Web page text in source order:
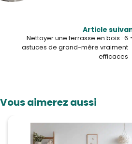
Article
Nettoyer une terrasse en bois : 6
astuces de grand-mère vraiment
efficaces
Vous aimerez aussi